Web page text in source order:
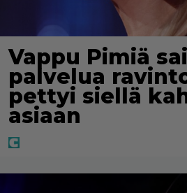
Vappu Pimiä
palvelua
pettyi siellä
asiaan